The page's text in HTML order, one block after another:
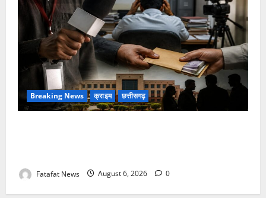
Breaking News क्राइम छत्तीसगढ़
Fatafat News August 6, 2026 0